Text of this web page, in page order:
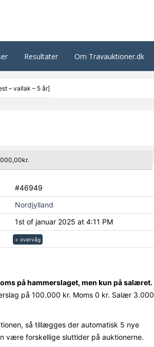
Resultater Om Travauktioner.dk
– vallak – 5 år]
#46949
Nordjylland
1st of januar 2025 at 4:11 PM
+ overvåg
på hammerslaget, men kun på salæret.
på 100.000 kr. Moms 0 kr. Salær 3.000
så tillægges der automatisk 5 nye
være forskellige sluttider på auktionerne.